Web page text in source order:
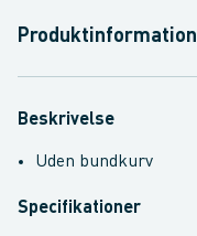
Produktinformation
Beskrivelse
Uden bundkurv
Specifikationer